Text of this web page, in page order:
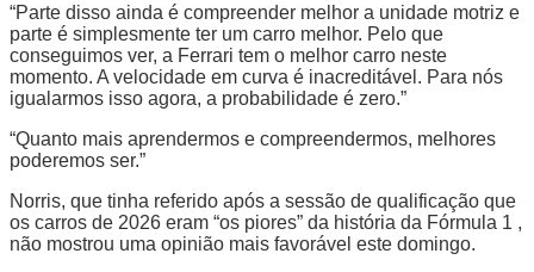
“Parte disso ainda é compreender melhor a unidade motriz e
parte é simplesmente ter um carro melhor. Pelo que
conseguimos ver, a Ferrari tem o melhor carro neste
momento. A velocidade em curva é inacreditável. Para nós
igualarmos isso agora, a probabilidade é zero.”
“Quanto mais aprendermos e compreendermos, melhores
poderemos ser.”
Norris, que tinha referido após a sessão de qualificação que
os carros de 2026 eram “os piores” da história da Fórmula 1 ,
não mostrou uma opinião mais favorável este domingo.